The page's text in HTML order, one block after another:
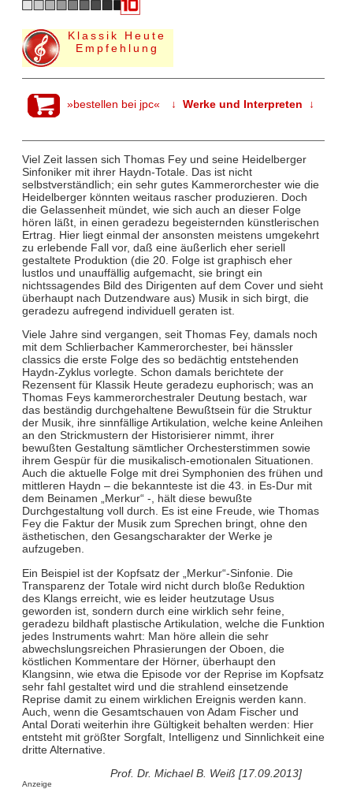
Klassik Heute
Empfehlung
»bestellen bei jpc« ↓ Werke und Interpreten ↓
Viel Zeit lassen sich Thomas Fey und seine Heidelberger
Sinfoniker mit ihrer Haydn-Totale. Das ist nicht
selbstverständlich; ein sehr gutes Kammerorchester wie die
Heidelberger könnten weitaus rascher produzieren. Doch
die Gelassenheit mündet, wie sich auch an dieser Folge
hören läßt, in einen geradezu begeisternden künstlerischen
Ertrag. Hier liegt einmal der ansonsten meistens umgekehrt
zu erlebende Fall vor, daß eine äußerlich eher seriell
gestaltete Produktion (die 20. Folge ist graphisch eher
lustlos und unauffällig aufgemacht, sie bringt ein
nichtssagendes Bild des Dirigenten auf dem Cover und sieht
überhaupt nach Dutzendware aus) Musik in sich birgt, die
geradezu aufregend individuell geraten ist.
Viele Jahre sind vergangen, seit Thomas Fey, damals noch
mit dem Schlierbacher Kammerorchester, bei hänssler
classics die erste Folge des so bedächtig entstehenden
Haydn-Zyklus vorlegte. Schon damals berichtete der
Rezensent für Klassik Heute geradezu euphorisch; was an
Thomas Feys kammerorchestraler Deutung bestach, war
das beständig durchgehaltene Bewußtsein für die Struktur
der Musik, ihre sinnfällige Artikulation, welche keine Anleihen
an den Strickmustern der Historisierer nimmt, ihrer
bewußten Gestaltung sämtlicher Orchesterstimmen sowie
ihrem Gespür für die musikalisch-emotionalen Situationen.
Auch die aktuelle Folge mit drei Symphonien des frühen und
mittleren Haydn – die bekannteste ist die 43. in Es-Dur mit
dem Beinamen „Merkur“ -, hält diese bewußte
Durchgestaltung voll durch. Es ist eine Freude, wie Thomas
Fey die Faktur der Musik zum Sprechen bringt, ohne den
ästhetischen, den Gesangscharakter der Werke je
aufzugeben.
Ein Beispiel ist der Kopfsatz der „Merkur“-Sinfonie. Die
Transparenz der Totale wird nicht durch bloße Reduktion
des Klangs erreicht, wie es leider heutzutage Usus
geworden ist, sondern durch eine wirklich sehr feine,
geradezu bildhaft plastische Artikulation, welche die Funktion
jedes Instruments wahrt: Man höre allein die sehr
abwechslungsreichen Phrasierungen der Oboen, die
köstlichen Kommentare der Hörner, überhaupt den
Klangsinn, wie etwa die Episode vor der Reprise im Kopfsatz
sehr fahl gestaltet wird und die strahlend einsetzende
Reprise damit zu einem wirklichen Ereignis werden kann.
Auch, wenn die Gesamtschauen von Adam Fischer und
Antal Dorati weiterhin ihre Gültigkeit behalten werden: Hier
entsteht mit größter Sorgfalt, Intelligenz und Sinnlichkeit eine
dritte Alternative.
Prof. Dr. Michael B. Weiß [17.09.2013]
Anzeige